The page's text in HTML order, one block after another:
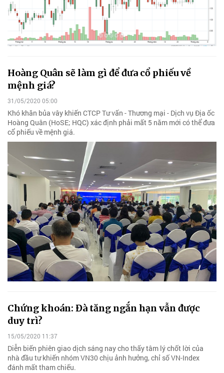
Hoàng Quân sẽ làm gì để đưa cổ phiếu về
mệnh giá?
31/05/2020 05:00
Khó khăn bủa vây khiến CTCP Tư vấn - Thương mại - Dịch vụ Địa ốc
Hoàng Quân (HoSE; HQC) xác định phải mất 5 năm mới có thể đưa
cổ phiếu về mệnh giá.
Chứng khoán: Đà tăng ngắn hạn vẫn được
duy trì?
15/05/2020 11:37
Diễn biến phiên giao dịch sáng nay cho thấy tâm lý chốt lời của
nhà đầu tư khiến nhóm VN30 chịu ảnh hưởng, chỉ số VN-Index
đánh mất tham chiếu.